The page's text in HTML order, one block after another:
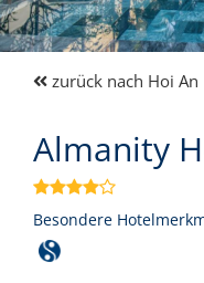
zurück nach Hoi An
Almanity

Besondere